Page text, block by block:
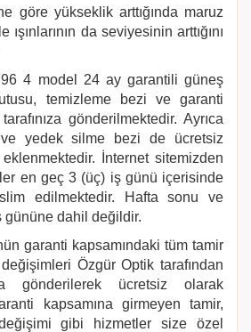
göre yükseklik arttığında maruz
ışınlarının da seviyesinin arttığını
4 model 24 ay garantili güneş
temizleme bezi ve garanti
gönderilmektedir. Ayrıca
yedek silme bezi de ücretsiz
İnternet sitemizden
en geç 3 (üç) iş günü içerisinde
edilmektedir. Hafta sonu ve
gününe dahil değildir.
garanti kapsamındaki tüm tamir
Özgür Optik tarafından
gönderilerek ücretsiz olarak
kapsamına girmeyen tamir,
gibi hizmetler size özel